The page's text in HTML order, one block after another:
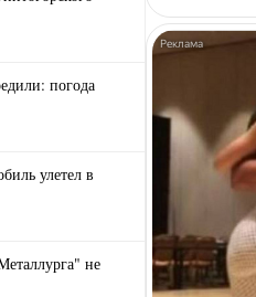
погода
улетел в
не